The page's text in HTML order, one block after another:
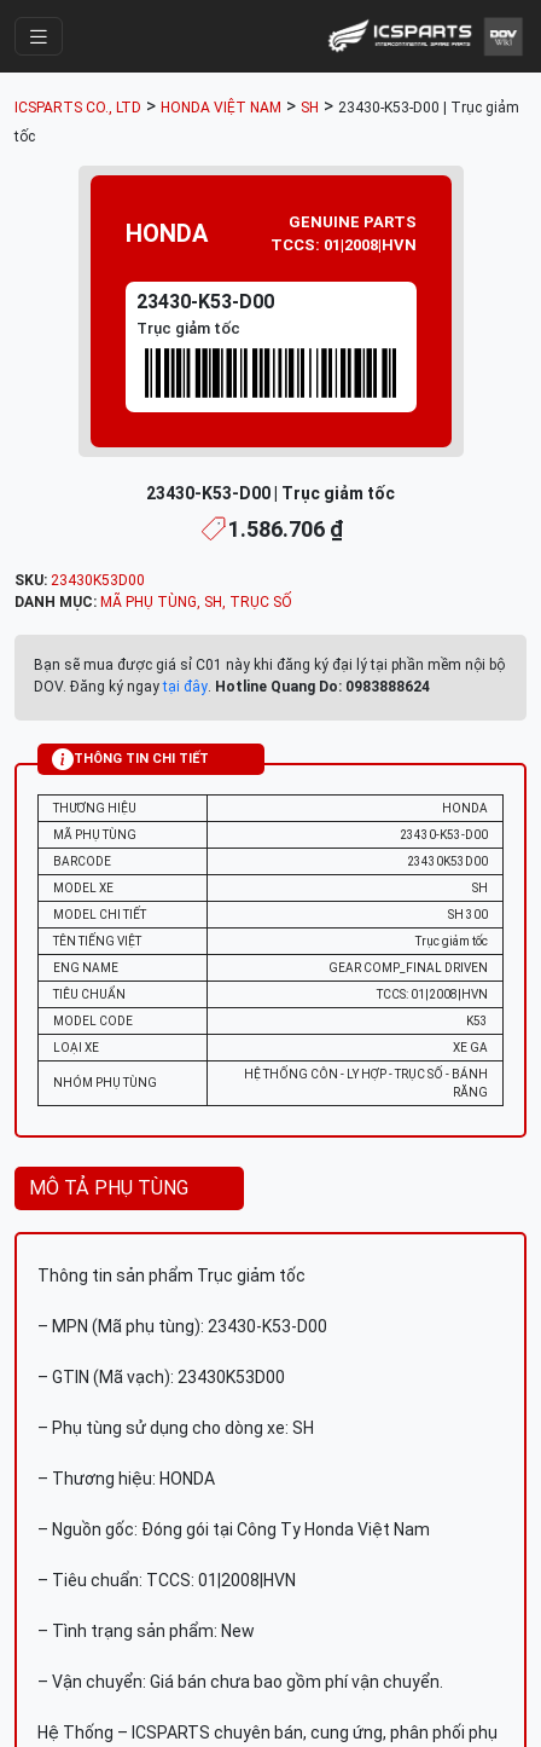
Parts Catalogue
Mã Phụ Tùng
Tài khoản
ICSPARTS CO., LTD > HONDA VIỆT NAM > SH > 23430-K53-D00 | Trục giảm
tốc
HONDA
GENUINE PARTS
TCCS: 01|2008|HVN
23430-K53-D00
Trục giảm tốc
23430-K53-D00 | Trục giảm tốc
1.586.706 ₫
SKU: 23430K53D00
DANH MỤC: MÃ PHỤ TÙNG, SH, TRỤC SỐ
Bạn sẽ mua được giá sỉ C01 này khi đăng ký đại lý tại phần mềm nội bộ
DOV. Đăng ký ngaytại đây. Hotline Quang Do: 0983888624
THÔNG TIN CHI TIẾT
THƯƠNG HIỆU
HONDA
MÃ PHỤ TÙNG
23430-K53-D00
BARCODE
23430K53D00
MODEL XE
SH
MODEL CHI TIẾT
SH 300
TÊN TIẾNG VIỆT
Trục giảm tốc
ENG NAME
GEAR COMP_FINAL DRIVEN
TIÊU CHUẨN
TCCS: 01|2008|HVN
MODEL CODE
K53
LOẠI XE
XE GA
NHÓM PHỤ TÙNG
HỆ THỐNG CÔN - LY HỢP - TRỤC SỐ - BÁNH
RĂNG
MÔ TẢ PHỤ TÙNG
Thông tin sản phẩm Trục giảm tốc
– MPN (Mã phụ tùng): 23430-K53-D00
– GTIN (Mã vạch): 23430K53D00
– Phụ tùng sử dụng cho dòng xe: SH
– Thương hiệu: HONDA
– Nguồn gốc: Đóng gói tại Công Ty Honda Việt Nam
– Tiêu chuẩn: TCCS: 01|2008|HVN
– Tình trạng sản phẩm: New
– Vận chuyển: Giá bán chưa bao gồm phí vận chuyển.
Hệ Thống – ICSPARTS chuyên bán, cung ứng, phân phối phụ